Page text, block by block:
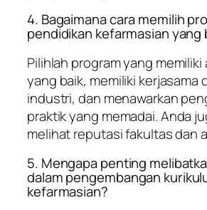
4. Bagaimana cara memilih
pendidikan kefarmasian yang
Pilihlah program yang
yang baik, memiliki kerjasama
industri, dan menawarkan
praktik yang memadai. Anda
melihat reputasi fakultas dan
5. Mengapa penting
dalam pengembangan
kefarmasian?